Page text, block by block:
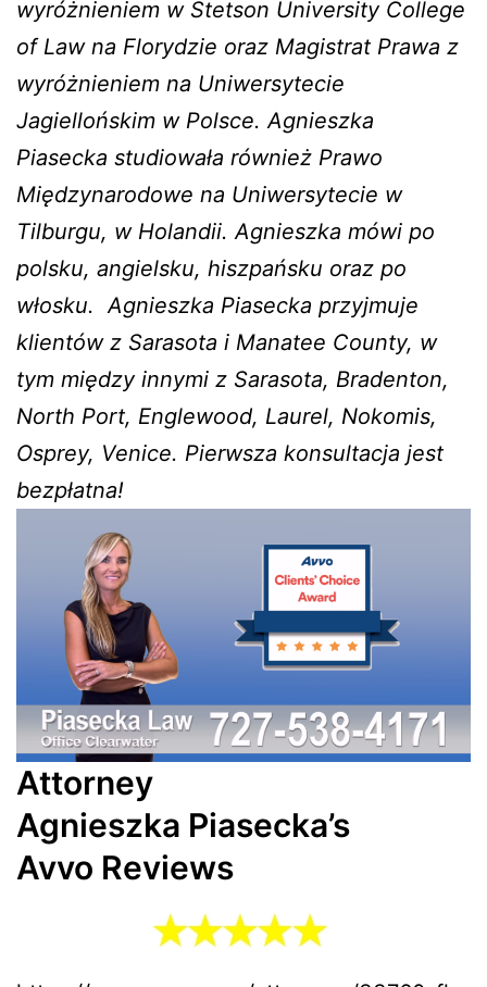
wyróżnieniem w Stetson University College
of Law na Florydzie oraz Magistrat Prawa z
wyróżnieniem na Uniwersytecie
Jagiellońskim w Polsce. Agnieszka
Piasecka studiowała również Prawo
Międzynarodowe na Uniwersytecie w
Tilburgu, w Holandii. Agnieszka mówi po
polsku, angielsku, hiszpańsku oraz po
włosku. Agnieszka Piasecka przyjmuje
klientów z Sarasota i Manatee County, w
tym między innymi z Sarasota, Bradenton,
North Port, Englewood, Laurel, Nokomis,
Osprey, Venice. Pierwsza konsultacja jest
bezpłatna!
Attorney
Agnieszka Piasecka’s
Avvo Reviews